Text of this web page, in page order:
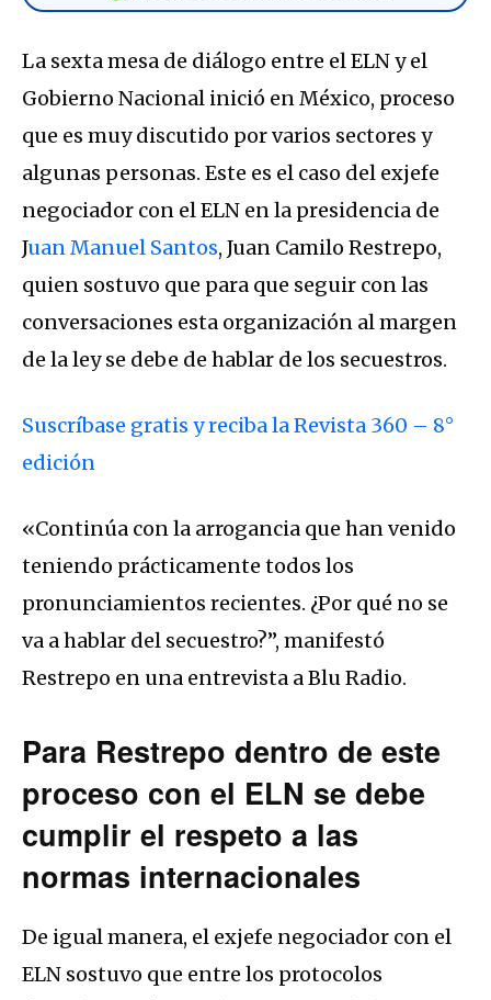
La sexta mesa de diálogo entre el ELN y el
Gobierno Nacional inició en México, proceso
que es muy discutido por varios sectores y
algunas personas. Este es el caso del exjefe
negociador con el ELN en la presidencia de
Juan Manuel Santos, Juan Camilo Restrepo,
quien sostuvo que para que seguir con las
conversaciones esta organización al margen
de la ley se debe de hablar de los secuestros.
Suscríbase gratis y reciba la Revista 360 – 8°
edición
«Continúa con la arrogancia que han venido
teniendo prácticamente todos los
pronunciamientos recientes. ¿Por qué no se
va a hablar del secuestro?”, manifestó
Restrepo en una entrevista a Blu Radio.
Para Restrepo dentro de este
proceso con el ELN se debe
cumplir el respeto a las
normas internacionales
De igual manera, el exjefe negociador con el
ELN sostuvo que entre los protocolos